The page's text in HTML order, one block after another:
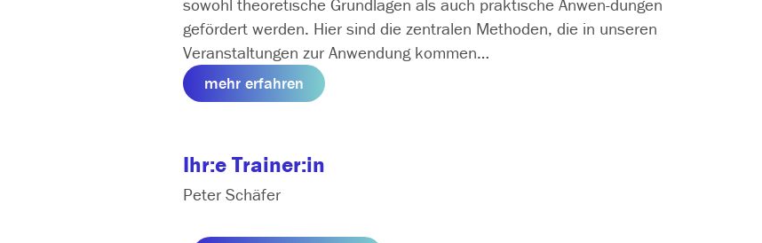
gefördert werden. Hier sind die zentralen Methoden, die in unseren
Veranstaltungen zur Anwendung kommen…
mehr erfahren
Ihr:e Trainer:in
Peter Schäfer